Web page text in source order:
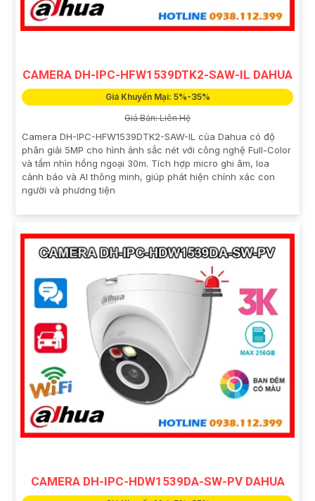
CAMERA DH-IPC-HFW1539DTK2-SAW-IL DAHUA
Giá Khuyến Mại: 5%-35%
Giá Bán: Liên Hệ
Camera DH-IPC-HFW1539DTK2-SAW-IL của Dahua có độ
phân giải 5MP cho hình ảnh sắc nét với công nghệ Full-Color
và tầm nhìn hồng ngoại 30m. Tích hợp micro ghi âm, loa
cảnh báo và AI thông minh, giúp phát hiện chính xác con
người và phương tiện
CAMERA DH-IPC-HDW1539DA-SW-PV DAHUA